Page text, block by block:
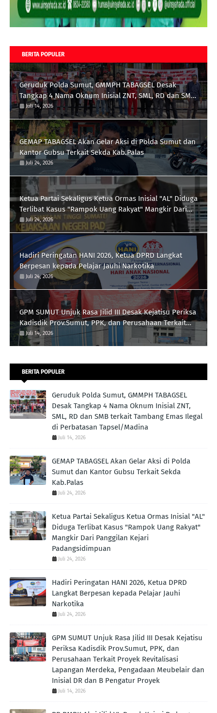
BERITA POPULER
Geruduk Polda Sumut, GMMPH TABAGSEL Desak
Tangkap 4 Nama Oknum Inisial ZNT, SML, RD dan SMB
terkait Tambang Emas Ilegal di Perbatasan
Tapsel/Madina
Juli 14, 2026
GEMAP TABAGSEL Akan Gelar Aksi di Polda Sumut dan
Kantor Gubsu Terkait Sekda Kab.Palas
Juli 24, 2026
Ketua Partai Sekaligus Ketua Ormas Inisial "AL" Diduga
Terlibat Kasus "Rampok Uang Rakyat" Mangkir Dari
Panggilan Kejari Padangsidimpuan
Juli 24, 2026
Hadiri Peringatan HANI 2026, Ketua DPRD Langkat
Berpesan kepada Pelajar Jauhi Narkotika
Juli 24, 2026
GPM SUMUT Unjuk Rasa Jilid III Desak Kejatisu Periksa
Kadisdik Prov.Sumut, PPK, dan Perusahaan Terkait
Proyek Revitalisasi Lapangan Merdeka, Pengadaan
Meubelair dan Inisial DR dan B Pengatur Proyek
Juli 14, 2026
BERITA POPULER
Geruduk Polda Sumut, GMMPH TABAGSEL
Desak Tangkap 4 Nama Oknum Inisial ZNT,
SML, RD dan SMB terkait Tambang Emas Ilegal
di Perbatasan Tapsel/Madina
Juli 14, 2026
GEMAP TABAGSEL Akan Gelar Aksi di Polda
Sumut dan Kantor Gubsu Terkait Sekda
Kab.Palas
Juli 24, 2026
Ketua Partai Sekaligus Ketua Ormas Inisial "AL"
Diduga Terlibat Kasus "Rampok Uang Rakyat"
Mangkir Dari Panggilan Kejari
Padangsidimpuan
Juli 24, 2026
Hadiri Peringatan HANI 2026, Ketua DPRD
Langkat Berpesan kepada Pelajar Jauhi
Narkotika
Juli 24, 2026
GPM SUMUT Unjuk Rasa Jilid III Desak Kejatisu
Periksa Kadisdik Prov.Sumut, PPK, dan
Perusahaan Terkait Proyek Revitalisasi
Lapangan Merdeka, Pengadaan Meubelair dan
Inisial DR dan B Pengatur Proyek
Juli 14, 2026